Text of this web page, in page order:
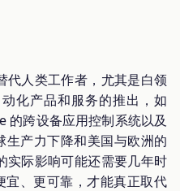
代人类工作者，尤其是白领
化产品和服务的推出，如
跨设备应用控制系统以及
产力下降和美国与欧洲的
实际影响可能还需要几年时
宜、更可靠，才能真正取代